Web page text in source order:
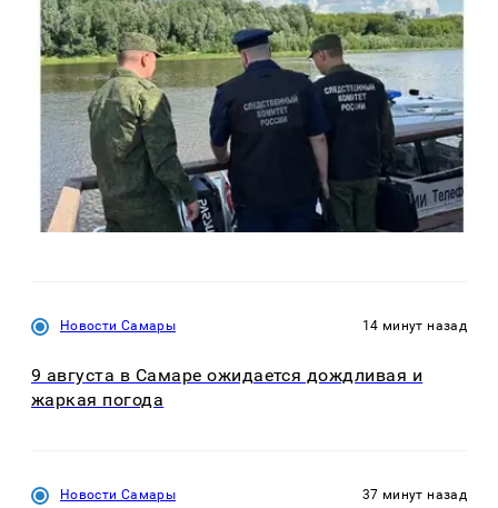
Новости Самары 14 минут назад
9 августа в Самаре ожидается дождливая и
жаркая погода
Новости Самары 37 минут назад